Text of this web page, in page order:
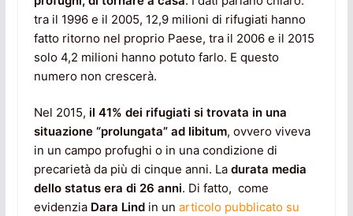
tra il 1996 e il 2005, 12,9 milioni di rifugiati hanno
fatto ritorno nel proprio Paese, tra il 2006 e il 2015
solo 4,2 milioni hanno potuto farlo. E questo
numero non crescerà.
Nel 2015, il 41% dei rifugiati si trovata in una
situazione “prolungata” ad libitum, ovvero viveva
in un campo profughi o in una condizione di
precarietà da più di cinque anni. La durata media
dello status era di 26 anni. Di fatto, come
evidenzia Dara Lindin un articolo pubblicato su